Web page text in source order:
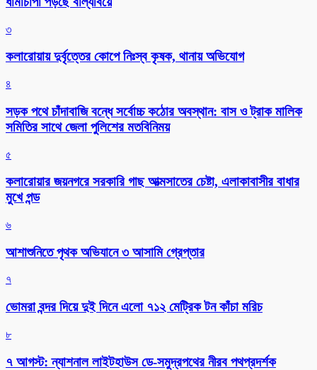
৩
কলারোয়ায় দুর্বৃত্তের কোপে নিঃস্ব কৃষক, থানায় অভিযোগ
৪
সড়ক পথে চাঁদাবাজি বন্ধে সর্বোচ্চ কঠোর অবস্থান: বাস ও ট্রাক মালিক
সমিতির সাথে জেলা পুলিশের মতবিনিময়
৫
কলারোয়ার জয়নগরে সরকারি গাছ আত্মসাতের চেষ্টা, এলাকাবাসীর বাধার
মুখে পন্ড
৬
আশাশুনিতে পৃথক অভিযানে ৩ আসামি গ্রেপ্তার
৭
ভোমরা বন্দর দিয়ে দুই দিনে এলো ৭১২ মেট্রিক টন কাঁচা মরিচ
৮
৭ আগস্ট: ন্যাশনাল লাইটহাউস ডে-সমুদ্রপথের নীরব পথপ্রদর্শক